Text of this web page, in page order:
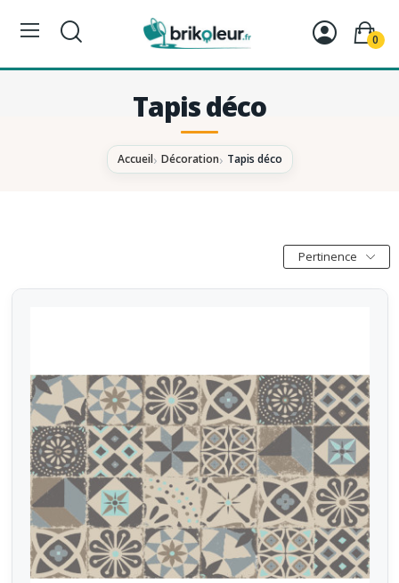
0
Tapis déco
Accueil Décoration Tapis déco
Pertinence